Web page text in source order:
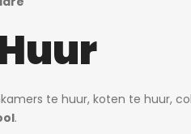
te huur, koten te huur,
.